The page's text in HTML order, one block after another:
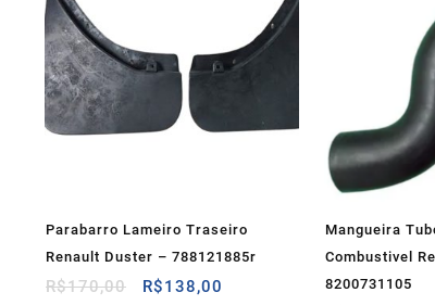
Parabarro Lameiro Traseiro
Renault Duster – 788121885r
R$170,00
O
R$138,00
Mangueira
Combustivel
8200731105